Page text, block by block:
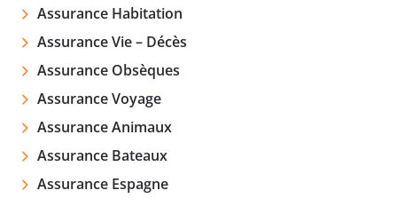
Assurance Habitation
Assurance Vie – Décès
Assurance Obsèques
Assurance Voyage
Assurance Animaux
Assurance Bateaux
Assurance Espagne